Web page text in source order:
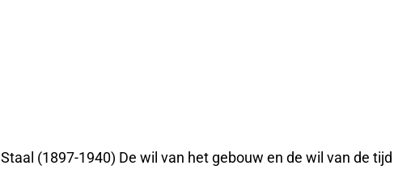
(1897-1940) De wil van het gebouw en de wil van de tijd